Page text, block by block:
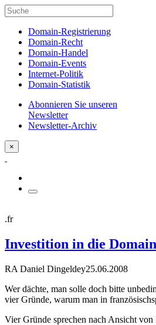
Domain-Registrierung
Domain-Recht
Domain-Handel
Domain-Events
Internet-Politik
Domain-Statistik
Abonnieren Sie unseren
Newsletter
Newsletter-Archiv
×
.fr
Investition in die
RA Daniel Dingeldey25.06.2008
Wer dächte, man solle doch bitte
vier Gründe, warum man in
Vier Gründe sprechen nach Ansicht